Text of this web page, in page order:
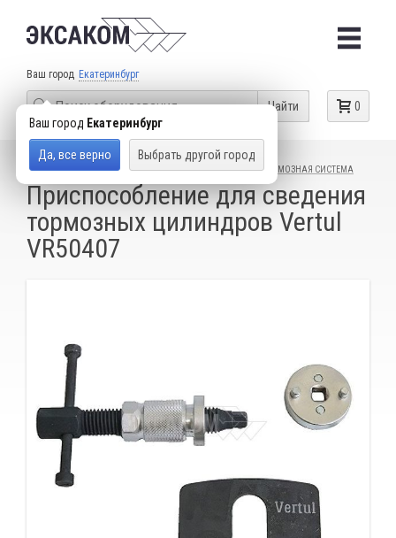
Ваш город Екатеринбург
Ваш город Екатеринбург
Да, все верно Выбрать другой город
0
Найти
КАТАЛОГ ТОВАРОВ СПЕЦИАЛЬНЫЙ ИНСТРУМЕНТ ТОРМОЗНАЯ СИСТЕМА
Приспособление для сведения
тормозных цилиндров Vertul
VR50407